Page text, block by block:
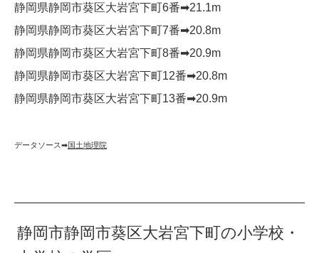
静岡県静岡市葵区大岩宮下町6番➡︎21.1m
静岡県静岡市葵区大岩宮下町7番➡︎20.8m
静岡県静岡市葵区大岩宮下町8番➡︎20.9m
静岡県静岡市葵区大岩宮下町12番➡︎20.8m
静岡県静岡市葵区大岩宮下町13番➡︎20.9m
データソース➡︎国土地理院
静岡市静岡市葵区大岩宮下町の小学校・